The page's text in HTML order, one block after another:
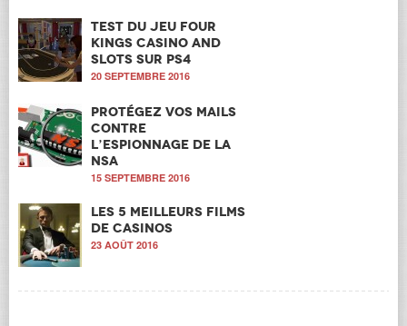
Test du jeu Four
Kings Casino and
Slots sur PS4
20 SEPTEMBRE 2016
Protégez vos mails
contre
l’espionnage de la
NSA
15 SEPTEMBRE 2016
Les 5 meilleurs films
de casinos
23 AOÛT 2016